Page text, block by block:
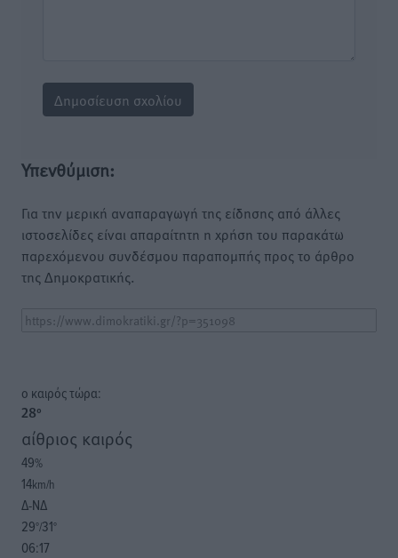
Υπενθύμιση:
Για την μερική αναπαραγωγή της είδησης από άλλες
ιστοσελίδες είναι απαραίτητη η χρήση του παρακάτω
παρεχόμενου συνδέσμου παραπομπής προς το άρθρο
της Δημοκρατικής.
o καιρός τώρα:
28°
αίθριος καιρός
49%
14km/h
Δ-ΝΔ
29°/31°
06:17